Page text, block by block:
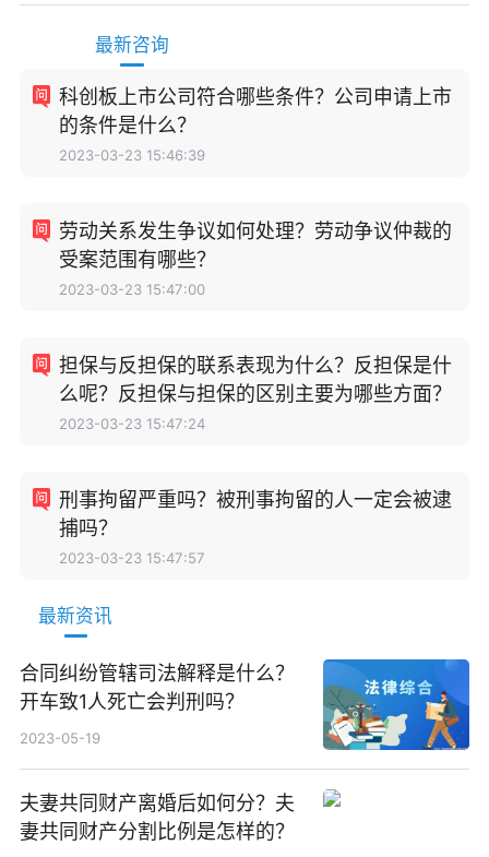
最新咨询
科创板上市公司符合哪些条件？公司申请上市
的条件是什么？
2023-03-23 15:46:39
劳动关系发生争议如何处理？劳动争议仲裁的
受案范围有哪些？
2023-03-23 15:47:00
担保与反担保的联系表现为什么？反担保是什
么呢？反担保与担保的区别主要为哪些方面？
2023-03-23 15:47:24
刑事拘留严重吗？被刑事拘留的人一定会被逮
捕吗？
2023-03-23 15:47:57
最新资讯
合同纠纷管辖司法解释是什么？
开车致1人死亡会判刑吗？
2023-05-19
夫妻共同财产离婚后如何分？夫
妻共同财产分割比例是怎样的？